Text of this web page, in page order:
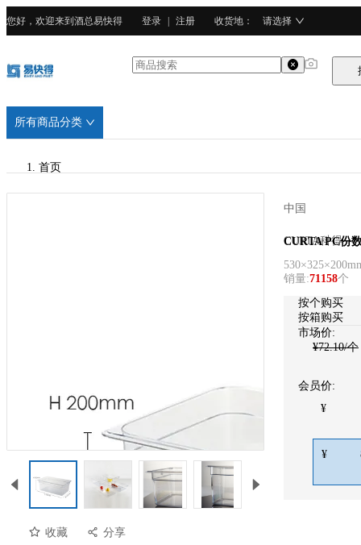
您好，欢迎来到酒总易快得 登录 注册 收货地 ： 请选择
所有商品分类
首页
收藏 分享
中国
CURTA科得
CURTA PC份
销量:71158个
按个购买
按箱购买
市场价:
¥72.10/个
会员价:
¥
¥